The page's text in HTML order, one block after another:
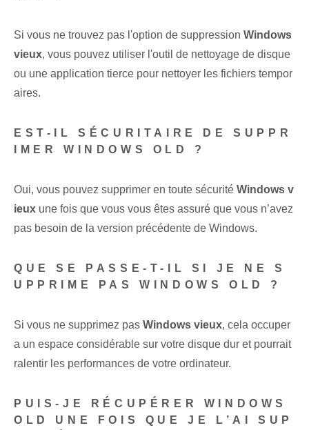
Si vous ne trouvez pas l'option de suppression Windows
vieux, vous pouvez utiliser l'outil de nettoyage de disque
ou une application tierce pour nettoyer les fichiers tempor
aires.
EST-IL SÉCURITAIRE DE SUPPR
IMER WINDOWS OLD ?
Oui, vous pouvez supprimer en toute sécurité Windows v
ieux une fois que vous vous êtes assuré que vous n’avez
pas besoin de la version précédente de Windows.
QUE SE PASSE-T-IL SI JE NE S
UPPRIME PAS WINDOWS OLD ?
Si vous ne supprimez pas Windows vieux, cela occuper
a un espace considérable sur votre disque dur et pourrait
ralentir les performances de votre ordinateur.
PUIS-JE RÉCUPÉRER WINDOWS
OLD UNE FOIS QUE JE L’AI SUP